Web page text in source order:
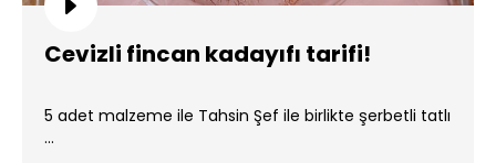
Cevizli fincan kadayıfı tarifi!
5 adet malzeme ile Tahsin Şef ile birlikte şerbetli tatlı
...